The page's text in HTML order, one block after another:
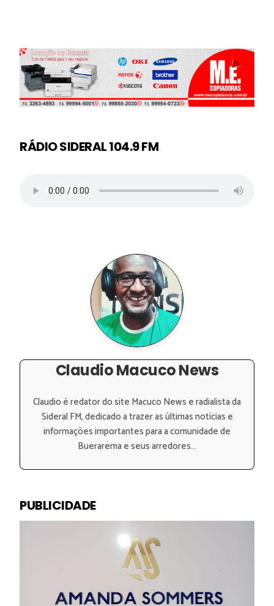
RÁDIO SIDERAL 104.9 FM
Claudio Macuco News
Claudio é redator do site Macuco News e radialista da
Sideral FM, dedicado a trazer as últimas notícias e
informações importantes para a comunidade de
Buerarema e seus arredores...
PUBLICIDADE